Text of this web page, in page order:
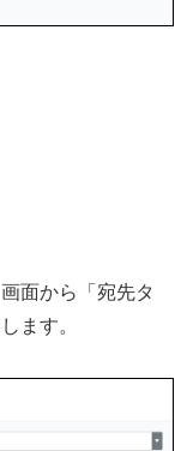
面から「宛先タ
ます。